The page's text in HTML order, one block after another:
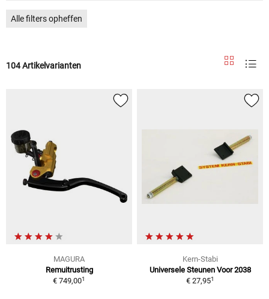
Alle filters opheffen
104 Artikelvarianten
MAGURA
Remuitrusting
€ 749,001
Kern-Stabi
Universele Steunen Voor 2038
€ 27,951